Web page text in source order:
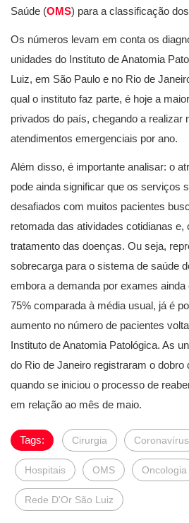
Saúde (OMS) para a classificação
Os números levam em conta os
unidades do Instituto de Anatomia
Luiz, em São Paulo e no Rio de
qual o instituto faz parte, é hoje a
privados do país, chegando a realizar
atendimentos emergenciais por ano.
Além disso, é importante analisar: o
pode ainda significar que os serviços
desafiados com muitos pacientes
retomada das atividades cotidianas e,
tratamento das doenças. Ou seja,
sobrecarga para o sistema de saúde
embora a demanda por exames
75% comparada à média usual, já é
aumento no número de pacientes
Instituto de Anatomia Patológica. As
do Rio de Janeiro registraram o dobro
quando se iniciou o processo de
em relação ao mês de maio.
Tags: Cirurgia Coronavírus
Hospitais OMS Oncologia
Rede D'Or São Luiz